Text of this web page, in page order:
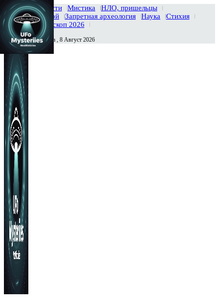
Главная Новости Мистика
НЛО, пришельцы
Тайны вселенной
Запретная археология Наука
Стихия
История
Гороскоп 2026
Сегодня Суббота , 8 Август 2026